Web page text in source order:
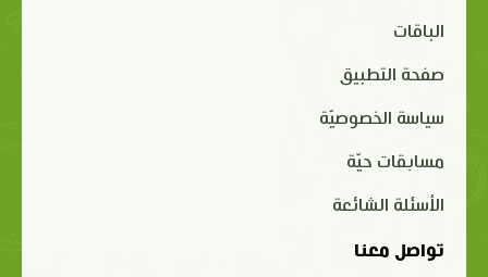
الباقات
صفحة التطبيق
سياسة الخصوصيّة
مسابقات حيّة
الأسئلة الشائعة
تواصل معنا